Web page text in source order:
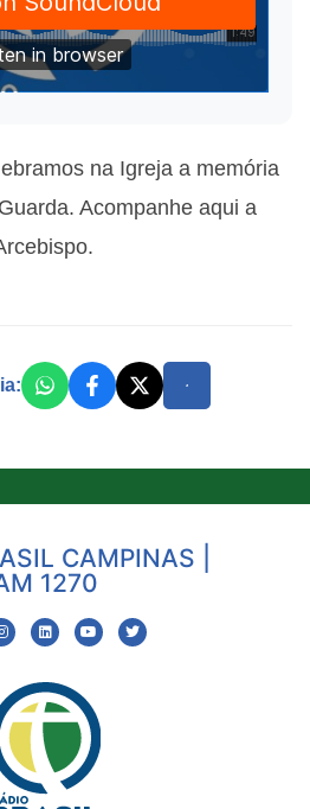
na Igreja a memória
Acompanhe aqui a
CAMPINAS |
1270